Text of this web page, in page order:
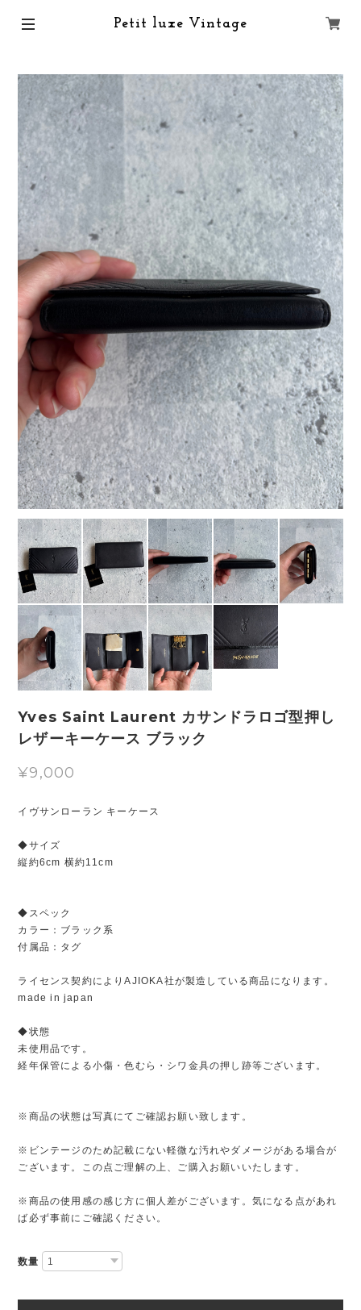
Petit luxe Vintage
Yves Saint Laurent カサンドラロゴ型押し
レザーキーケース ブラック
¥9,000
イヴサンローラン キーケース
◆サイズ
縦約6cm 横約11cm
◆スペック
カラー：ブラック系
付属品：タグ
ライセンス契約によりAJIOKA社が製造している商品になります。
made in japan
◆状態
未使用品です。
経年保管による小傷・色むら・シワ金具の押し跡等ございます。
※商品の状態は写真にてご確認お願い致します。
※ビンテージのため記載にない軽微な汚れやダメージがある場合が
ございます。この点ご理解の上、ご購入お願いいたします。
※商品の使用感の感じ方に個人差がございます。気になる点があれ
ば必ず事前にご確認ください。
数量